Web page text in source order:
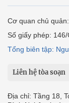
Cơ quan chủ
Số giấy phép:
Tổng biên tập:
Liên hệ tòa soạn
Địa chỉ: Tầng 18,